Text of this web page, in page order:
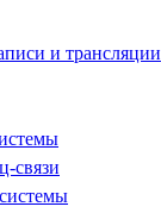
и трансляции
связи